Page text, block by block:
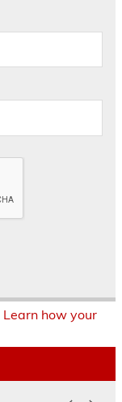
Learn how your